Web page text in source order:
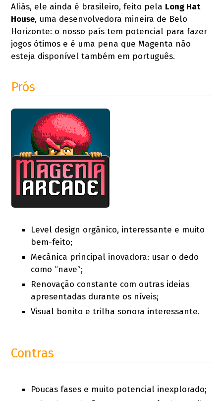
Aliás, ele ainda é brasileiro, feito pela Long Hat
House, uma desenvolvedora mineira de Belo
Horizonte: o nosso país tem potencial para fazer
jogos ótimos e é uma pena que Magenta não
esteja disponível também em português.
Prós
Level design orgânico, interessante e muito
bem-feito;
Mecânica principal inovadora: usar o dedo
como “nave”;
Renovação constante com outras ideias
apresentadas durante os níveis;
Visual bonito e trilha sonora interessante.
Contras
Poucas fases e muito potencial inexplorado;